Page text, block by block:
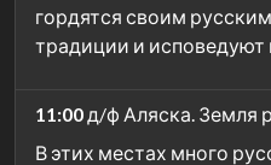
гордятся своим
традиции и исповедуют
11:00д/ф Аляска. Земля
В этих местах много